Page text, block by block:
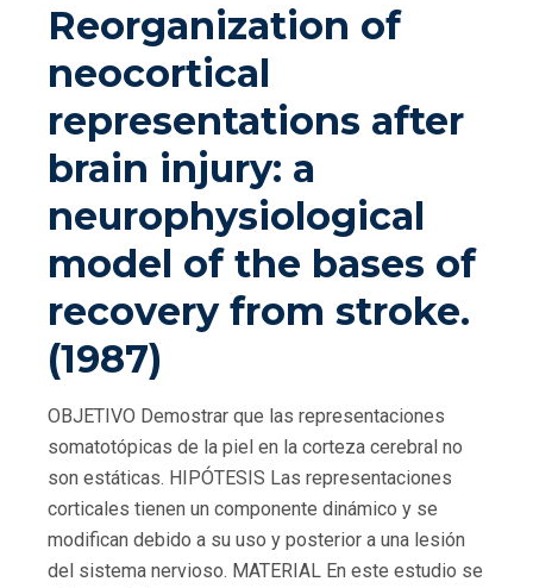
Reorganization of
neocortical
representations after
brain injury: a
neurophysiological
model of the bases of
recovery from stroke.
(1987)
OBJETIVO Demostrar que las representaciones
somatotópicas de la piel en la corteza cerebral no
son estáticas. HIPÓTESIS Las representaciones
corticales tienen un componente dinámico y se
modifican debido a su uso y posterior a una lesión
del sistema nervioso. MATERIAL En este estudio se